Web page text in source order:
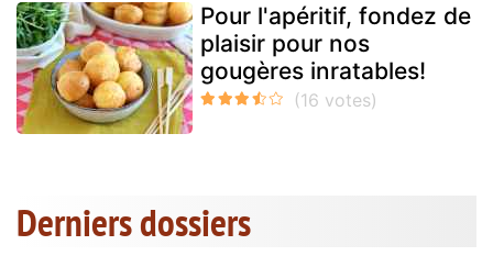
Pour l'apéritif, fondez de
plaisir pour nos
gougères inratables!
Derniers dossiers